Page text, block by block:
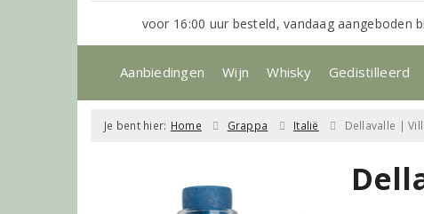
voor 16:00 uur besteld, vandaag aangeboden
Aanbiedingen Wijn Whisky Gedistilleerd
Je bent hier: Home Grappa Italië Dellavalle |